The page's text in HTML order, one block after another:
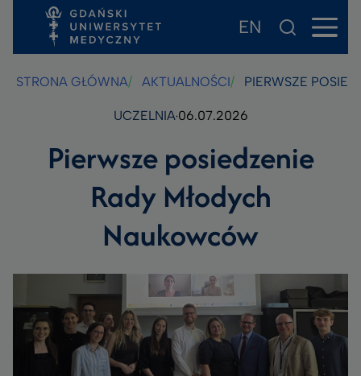
Przejdź
do
treści
Przejdź
do
wyszukiwarki
Przejdź
do
stopki
EN
STRONA GŁÓWNA AKTUALNOŚCI PIERWSZE
UCZELNIA06.07.2026
Pierwsze posiedzenie
Rady Młodych
Naukowców